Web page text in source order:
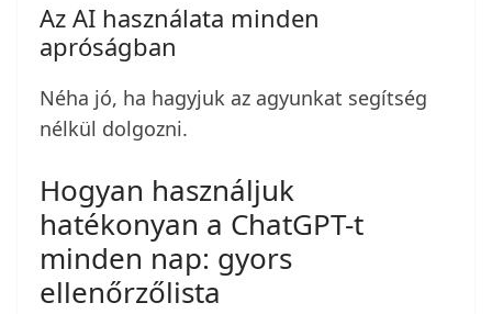
Az AI használata minden
apróságban
Néha jó, ha hagyjuk az agyunkat segítség
nélkül dolgozni.
Hogyan használjuk
hatékonyan a ChatGPT-t
minden nap: gyors
ellenőrzőlista